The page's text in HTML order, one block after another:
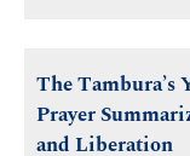
The Tambura’s
Prayer
and Liberation